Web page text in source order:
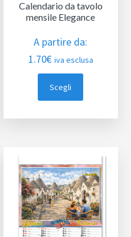
Calendario da tavolo
mensile Elegance
A partire da:
1.70€ iva esclusa
Scegli